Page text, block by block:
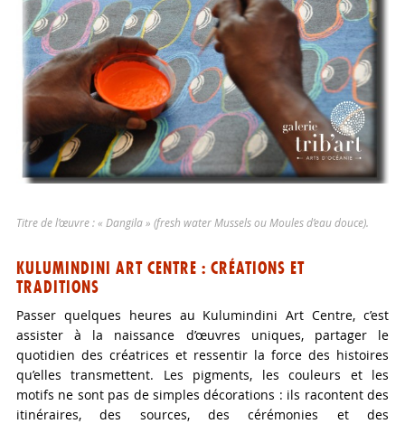
Titre de l’œuvre : « Dangila » (fresh water Mussels ou Moules d’eau douce).
KULUMINDINI ART CENTRE : CRÉATIONS ET
TRADITIONS
Passer quelques heures au Kulumindini Art Centre, c’est
assister à la naissance d’œuvres uniques, partager le
quotidien des créatrices et ressentir la force des histoires
qu’elles transmettent. Les pigments, les couleurs et les
motifs ne sont pas de simples décorations : ils racontent des
itinéraires, des sources, des cérémonies et des